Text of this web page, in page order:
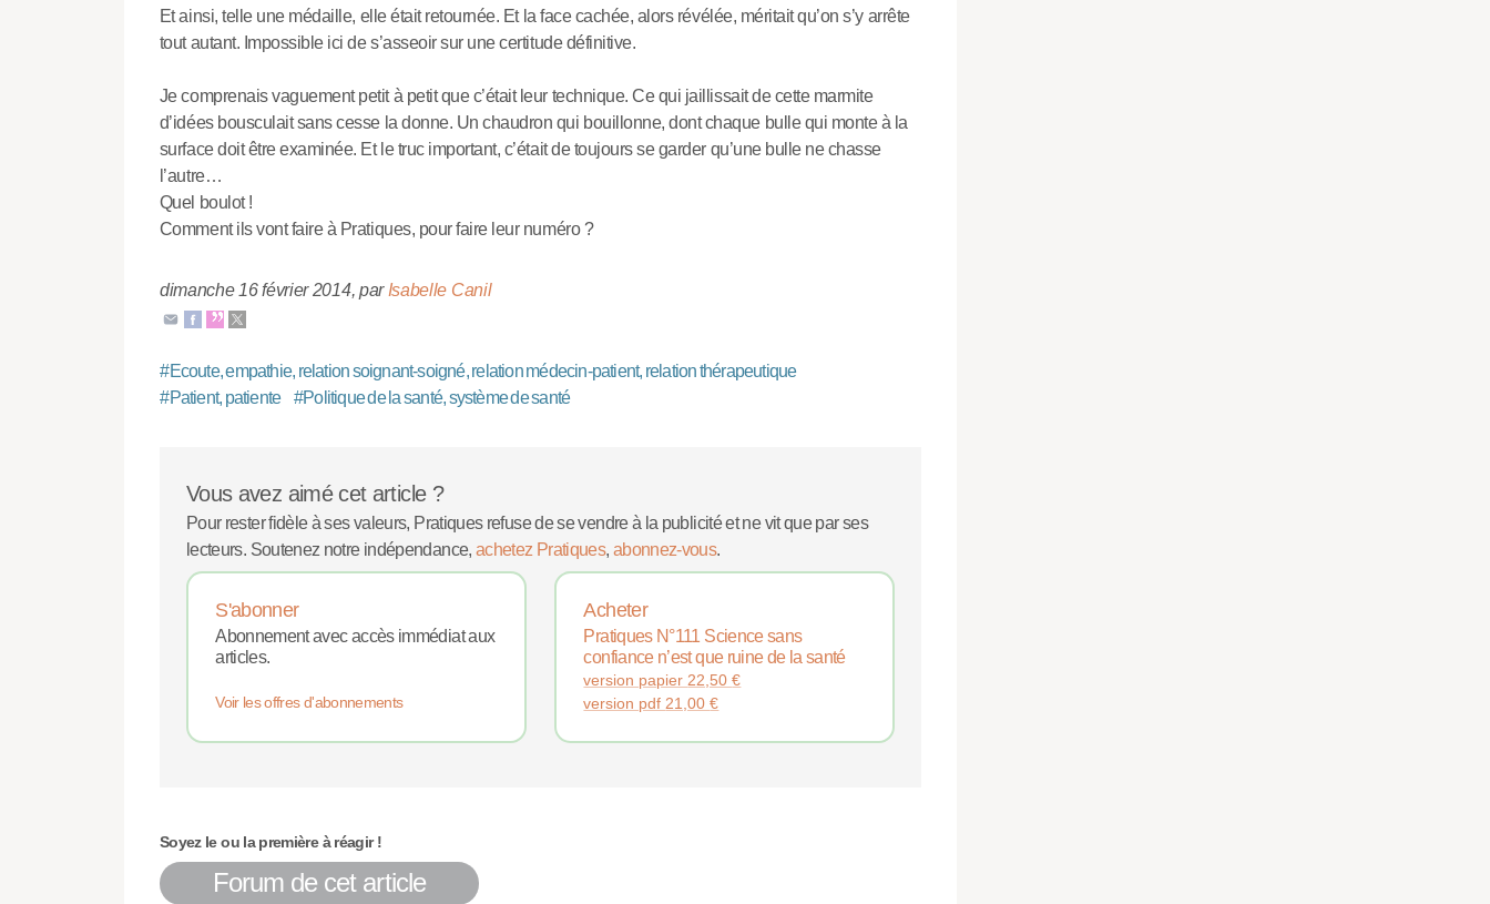
Et ainsi, telle une médaille, elle était retournée. Et la face cachée, alors révélée, méritait qu’on s’y arrête
tout autant. Impossible ici de s’asseoir sur une certitude définitive.
Je comprenais vaguement petit à petit que c’était leur technique. Ce qui jaillissait de cette marmite
d’idées bousculait sans cesse la donne. Un chaudron qui bouillonne, dont chaque bulle qui monte à la
surface doit être examinée. Et le truc important, c’était de toujours se garder qu’une bulle ne chasse
l’autre…
Quel boulot !
Comment ils vont faire à Pratiques, pour faire leur numéro ?
dimanche 16 février 2014, par Isabelle Canil
#Ecoute, empathie, relation soignant-soigné, relation médecin-patient, relation thérapeutique
#Patient, patiente #Politique de la santé, système de santé
Vous avez aimé cet article ?
Pour rester fidèle à ses valeurs, Pratiques refuse de se vendre à la publicité et ne vit que par ses
lecteurs. Soutenez notre indépendance, achetez Pratiques, abonnez-vous.
S'abonner
Abonnement avec accès immédiat aux
articles.
Voir les offres d'abonnements
Acheter
Pratiques N°111 Science sans
confiance n’est que ruine de la santé
version papier 22,50€
version pdf 21,00€
Soyez le ou la première à réagir !
Forum de cet article